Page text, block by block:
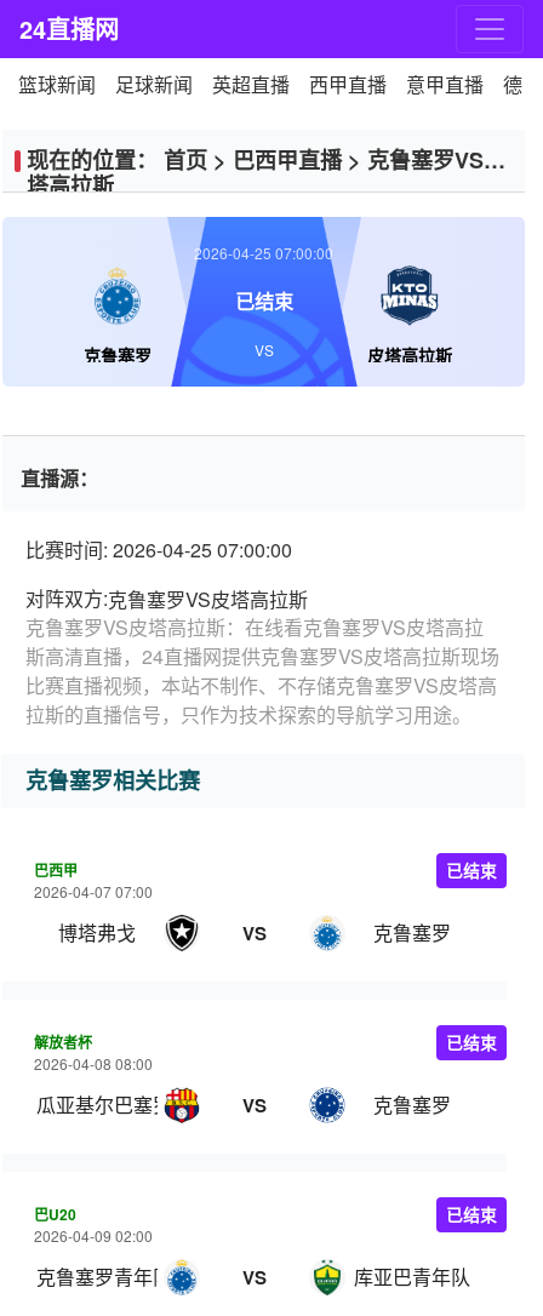
24直播网
篮球新闻 足球新闻 英超直播 西甲直播 意甲直播 德
现在的位置： 首页 > 巴西甲直播> 克鲁塞罗VS皮
塔高拉斯
克鲁塞罗 皮塔高拉斯
2026-04-25 07:00:00
已结束
VS
直播源：
比赛时间: 2026-04-25 07:00:00
对阵双方:克鲁塞罗VS皮塔高拉斯
克鲁塞罗VS皮塔高拉斯：在线看克鲁塞罗VS皮塔高拉
斯高清直播，24直播网提供克鲁塞罗VS皮塔高拉斯现场
比赛直播视频，本站不制作、不存储克鲁塞罗VS皮塔高
拉斯的直播信号，只作为技术探索的导航学习用途。
克鲁塞罗相关比赛
巴西甲
2026-04-07 07:00
博塔弗戈 VS 克鲁塞罗
已结束
解放者杯
2026-04-08 08:00
瓜亚基尔巴塞罗那 VS 克鲁塞罗
已结束
巴U20
2026-04-09 02:00
克鲁塞罗青年队 VS 库亚巴青年队
已结束